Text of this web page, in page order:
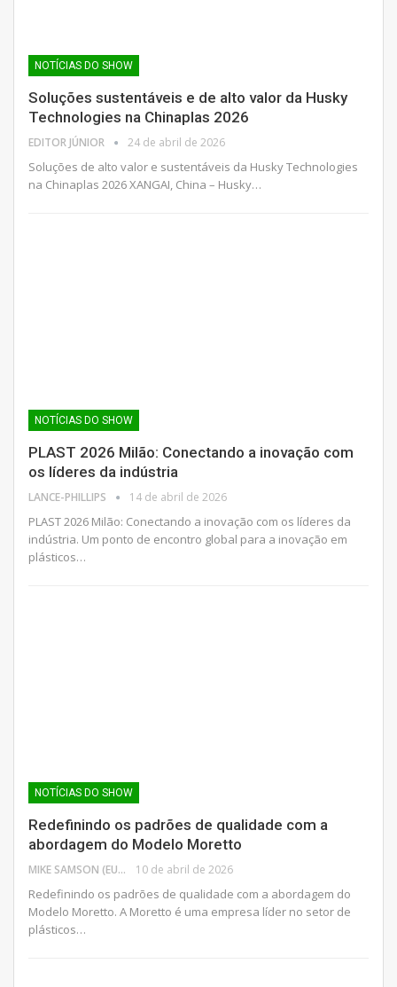
NOTÍCIAS DO SHOW
Soluções sustentáveis ​​e de alto valor da Husky
Technologies na Chinaplas 2026
EDITOR JÚNIOR 24 de abril de 2026
Soluções de alto valor e sustentáveis ​​da Husky Technologies
na Chinaplas 2026 XANGAI, China – Husky…
NOTÍCIAS DO SHOW
PLAST 2026 Milão: Conectando a inovação com
os líderes da indústria
LANCE-PHILLIPS 14 de abril de 2026
PLAST 2026 Milão: Conectando a inovação com os líderes da
indústria. Um ponto de encontro global para a inovação em
plásticos…
NOTÍCIAS DO SHOW
Redefinindo os padrões de qualidade com a
abordagem do Modelo Moretto
MIKE SAMSON (EUA) 10 de abril de 2026
Redefinindo os padrões de qualidade com a abordagem do
Modelo Moretto. A Moretto é uma empresa líder no setor de
plásticos…